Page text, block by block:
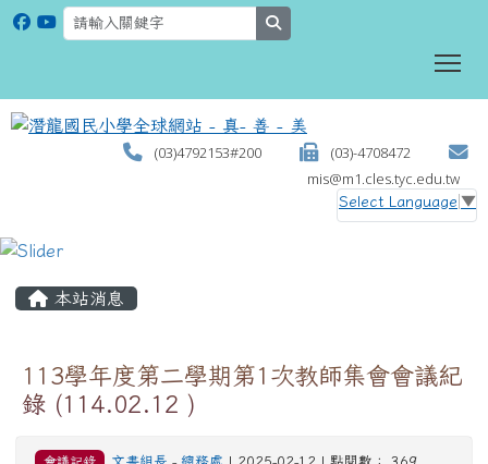
(03)4792153#200
(03)-4708472
mis@m1.cles.tyc.edu.tw
Select Language ▼
本站消息
113學年度第二學期第1次教師集會會議紀
錄 (114.02.12 )
會議記錄